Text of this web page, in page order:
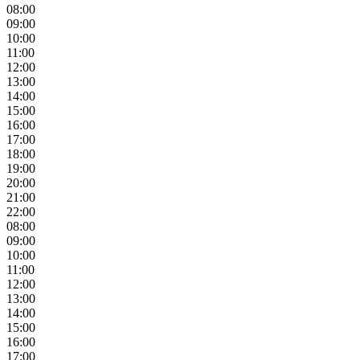
08:00
09:00
10:00
11:00
12:00
13:00
14:00
15:00
16:00
17:00
18:00
19:00
20:00
21:00
22:00
08:00
09:00
10:00
11:00
12:00
13:00
14:00
15:00
16:00
17:00